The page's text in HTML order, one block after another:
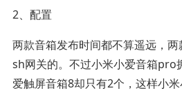
2、配置
两款音箱发布时间都不算遥远，
sh网关的。不过小米小爱音箱
爱触屏音箱8却只有2个，这样小